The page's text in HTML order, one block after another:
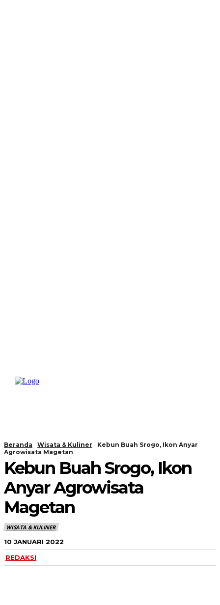
Beranda Wisata & Kuliner
Kebun Buah Srogo, Ikon Anyar
Agrowisata Magetan
Kebun Buah Srogo, Ikon
Anyar Agrowisata
Magetan
WISATA & KULINER
10 JANUARI 2022
REDAKSI